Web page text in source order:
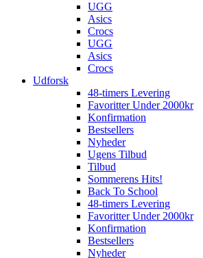
UGG
Asics
Crocs
UGG
Asics
Crocs
Udforsk
48-timers Levering
Favoritter Under 2000kr
Konfirmation
Bestsellers
Nyheder
Ugens Tilbud
Tilbud
Sommerens Hits!
Back To School
48-timers Levering
Favoritter Under 2000kr
Konfirmation
Bestsellers
Nyheder